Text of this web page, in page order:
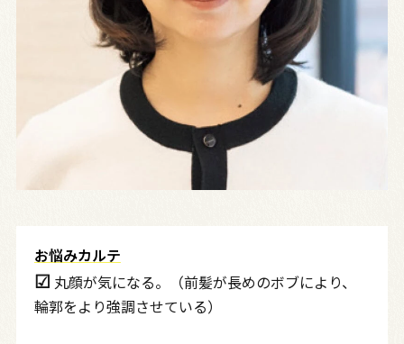
お悩みカルテ
☑︎ 丸顔が気になる。（前髪が長めのボブにより、
輪郭をより強調させている）